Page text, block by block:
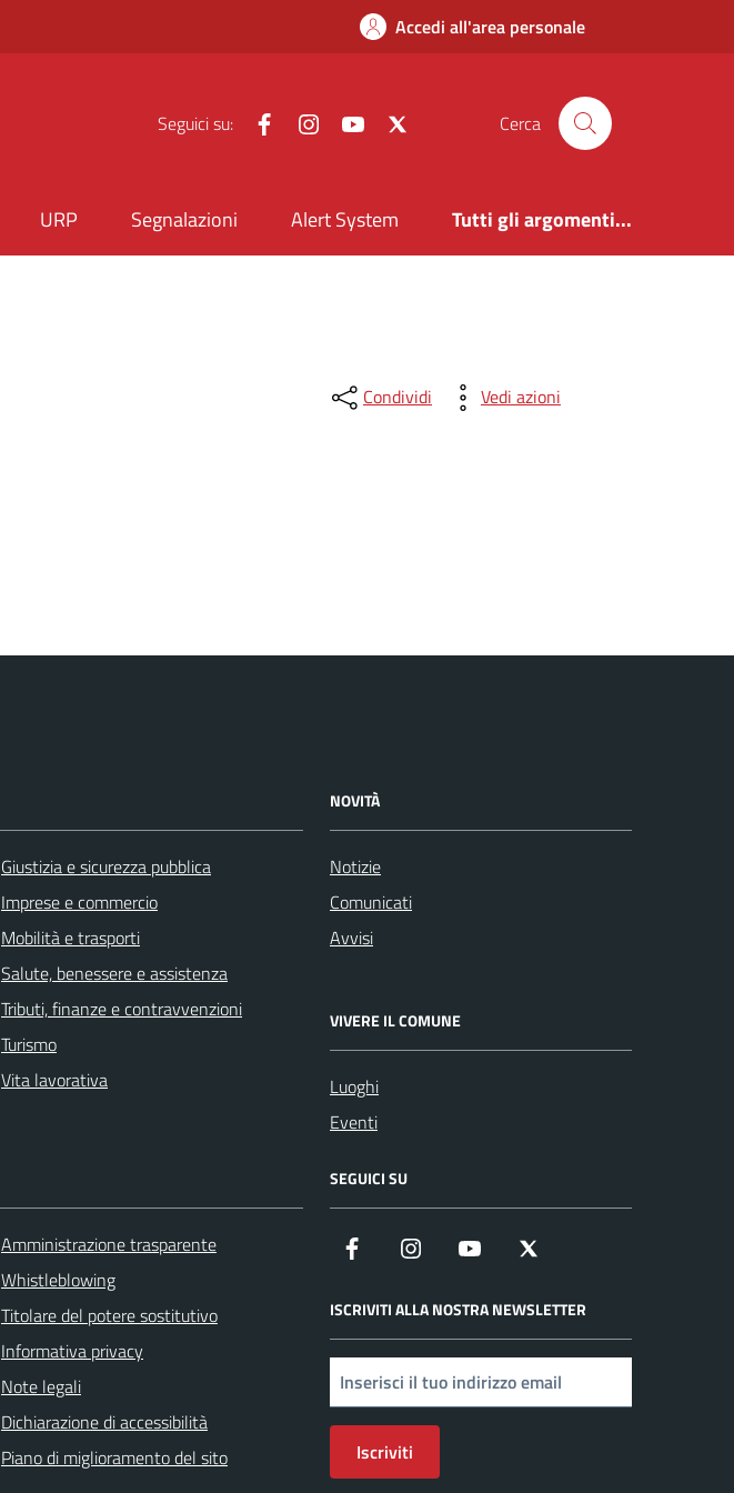
Accedi all'area personale
Seguici su: FacebookInstagramYouTube Cerca
URP Segnalazioni Alert System Tutti gli argomenti...
Condividi Vedi azioni
Giustizia e sicurezza pubblica
Imprese e commercio
Mobilità e trasporti
Salute, benessere e assistenza
Tributi, finanze e contravvenzioni
Turismo
Vita lavorativa
NOVITÀ
Notizie
Comunicati
Avvisi
VIVERE IL COMUNE
Luoghi
Eventi
Amministrazione trasparente
Whistleblowing
Titolare del potere sostitutivo
Informativa privacy
Note legali
Dichiarazione di accessibilità
Piano di miglioramento del sito
SEGUICI SU
Facebook Instagram YouTube
ISCRIVITI ALLA NOSTRA NEWSLETTER